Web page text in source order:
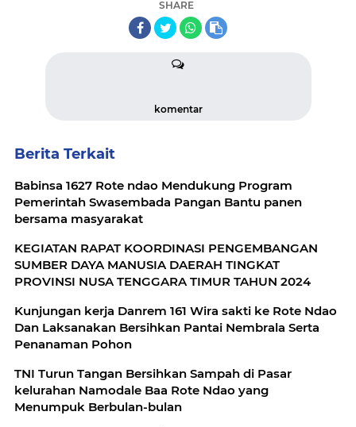
SHARE
komentar
Berita Terkait
Babinsa 1627 Rote ndao Mendukung Program
Pemerintah Swasembada Pangan Bantu panen
bersama masyarakat
KEGIATAN RAPAT KOORDINASI PENGEMBANGAN
SUMBER DAYA MANUSIA DAERAH TINGKAT
PROVINSI NUSA TENGGARA TIMUR TAHUN 2024
Kunjungan kerja Danrem 161 Wira sakti ke Rote Ndao
Dan Laksanakan Bersihkan Pantai Nembrala Serta
Penanaman Pohon
TNI Turun Tangan Bersihkan Sampah di Pasar
kelurahan Namodale Baa Rote Ndao yang
Menumpuk Berbulan-bulan